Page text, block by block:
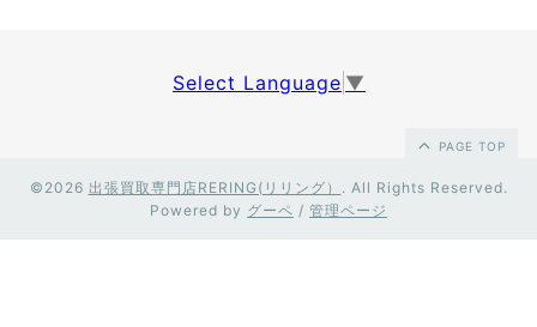
Select Language ▼
PAGE TOP
©2026 出張買取専門店RERING(リリング） . All Rights Reserved.
Powered by グーペ / 管理ページ